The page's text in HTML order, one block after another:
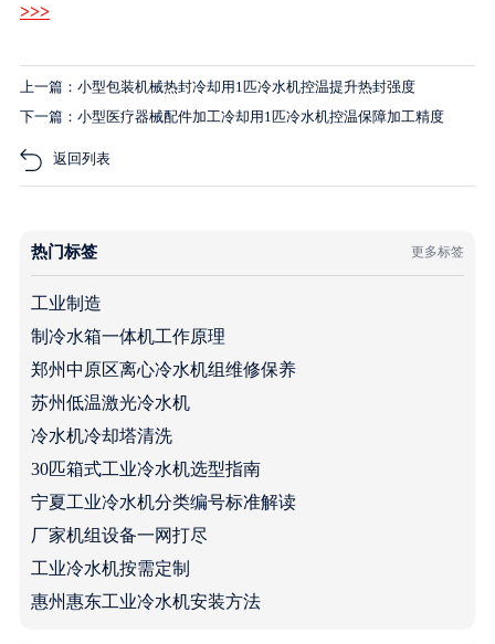
>>>
上一篇：小型包装机械热封冷却用1匹冷水机控温提升热封强度
下一篇：小型医疗器械配件加工冷却用1匹冷水机控温保障加工精度
返回列表
热门标签 更多标签
工业制造
制冷水箱一体机工作原理
郑州中原区离心冷水机组维修保养
苏州低温激光冷水机
冷水机冷却塔清洗
30匹箱式工业冷水机选型指南
宁夏工业冷水机分类编号标准解读
厂家机组设备一网打尽
工业冷水机按需定制
惠州惠东工业冷水机安装方法